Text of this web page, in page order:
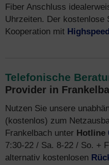
Fiber Anschluss
Uhrzeiten. Der kostenlose
Kooperation mit
Telefonische
Provider in
Nutzen Sie unsere
(kostenlos) zum
Frankelbach unter Hotline
7:30-22 / Sa. 8-22 / So. +
alternativ kostenlosen